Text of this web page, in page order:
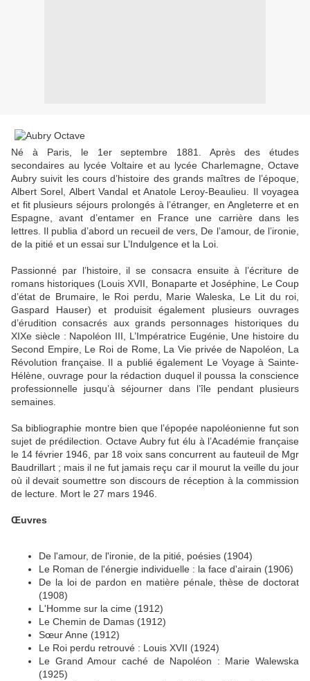
Né à Paris, le 1er septembre 1881. Après des études
secondaires au lycée Voltaire et au lycée Charlemagne, Octave
Aubry suivit les cours d’histoire des grands maîtres de l’époque,
Albert Sorel, Albert Vandal et Anatole Leroy-Beaulieu. Il voyagea
et fit plusieurs séjours prolongés à l’étranger, en Angleterre et en
Espagne, avant d’entamer en France une carrière dans les
lettres. Il publia d’abord un recueil de vers, De l’amour, de l’ironie,
de la pitié et un essai sur L’Indulgence et la Loi.
Passionné par l’histoire, il se consacra ensuite à l’écriture de
romans historiques (Louis XVII, Bonaparte et Joséphine, Le Coup
d’état de Brumaire, le Roi perdu, Marie Waleska, Le Lit du roi,
Gaspard Hauser) et produisit également plusieurs ouvrages
d’érudition consacrés aux grands personnages historiques du
XIXe siècle : Napoléon III, L’Impératrice Eugénie, Une histoire du
Second Empire, Le Roi de Rome, La Vie privée de Napoléon, La
Révolution française. Il a publié également Le Voyage à Sainte-
Hélène, ouvrage pour la rédaction duquel il poussa la conscience
professionnelle jusqu’à séjourner dans l’île pendant plusieurs
semaines.
Sa bibliographie montre bien que l’épopée napoléonienne fut son
sujet de prédilection. Octave Aubry fut élu à l’Académie française
le 14 février 1946, par 18 voix sans concurrent au fauteuil de Mgr
Baudrillart ; mais il ne fut jamais reçu car il mourut la veille du jour
où il devait soumettre son discours de réception à la commission
de lecture. Mort le 27 mars 1946.
Œuvres
De l'amour, de l'ironie, de la pitié, poésies (1904)
Le Roman de l'énergie individuelle : la face d'airain (1906)
De la loi de pardon en matière pénale, thèse de doctorat
(1908)
L'Homme sur la cime (1912)
Le Chemin de Damas (1912)
Sœur Anne (1912)
Le Roi perdu retrouvé : Louis XVII (1924)
Le Grand Amour caché de Napoléon : Marie Walewska
(1925)